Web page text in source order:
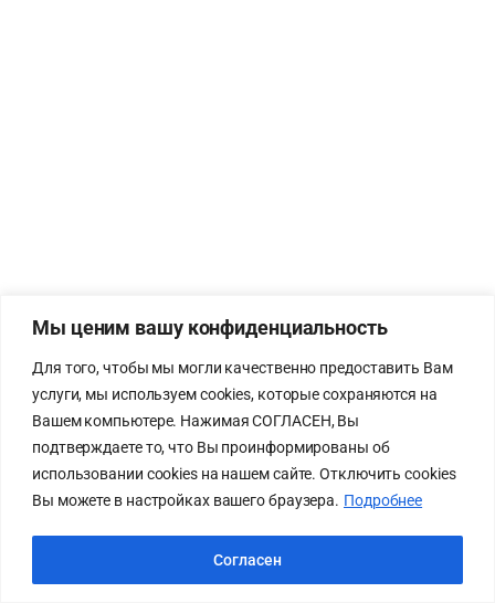
Мы ценим вашу конфиденциальность
Для того, чтобы мы могли качественно предоставить Вам
услуги, мы используем cookies, которые сохраняются на
Вашем компьютере. Нажимая СОГЛАСЕН, Вы
подтверждаете то, что Вы проинформированы об
использовании cookies на нашем сайте. Отключить cookies
Вы можете в настройках вашего браузера. Подробнее
Согласен